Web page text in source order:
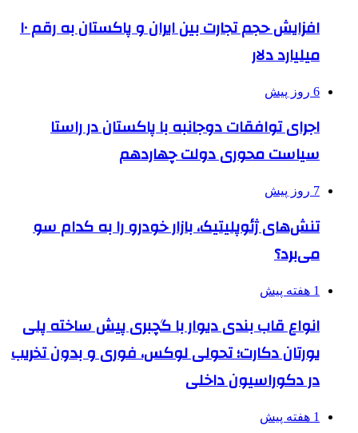
افزایش حجم تجارت بین ایران و پاکستان به رقم ۱۰
میلیارد دلار
6 روز پیش
اجرای توافقات دوجانبه با پاکستان در راستا
سیاست محوری دولت چهاردهم
7 روز پیش
تنش‌های ژئوپلیتیک، بازار خودرو را به کدام سو
می‌برد؟
1 هفته پیش
انواع قاب بندی دیوار با گچبری پیش ساخته پلی
یورتان دکارت؛ تحولی لوکس، فوری و بدون تخریب
در دکوراسیون داخلی
1 هفته پیش